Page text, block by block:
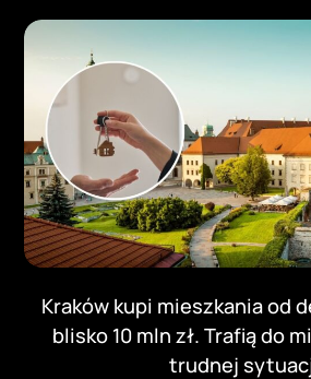
Kraków kupi mieszkania od
blisko 10 mln zł. Trafią do
trudnej